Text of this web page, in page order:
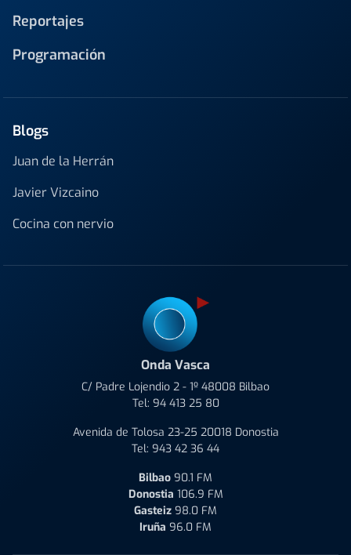
Reportajes
Programación
Blogs
Juan de la Herrán
Javier Vizcaino
Cocina con nervio
Onda Vasca
C/ Padre Lojendio 2 - 1º 48008 Bilbao
Tel: 94 413 25 80
Avenida de Tolosa 23-25 20018 Donostia
Tel: 943 42 36 44
Bilbao 90.1 FM
Donostia 106.9 FM
Gasteiz 98.0 FM
Iruña 96.0 FM